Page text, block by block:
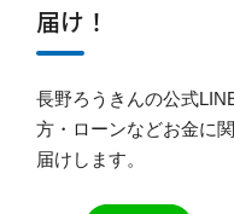
届け！
長野ろうきんの公式
方・ローンなどお金に
届けします。